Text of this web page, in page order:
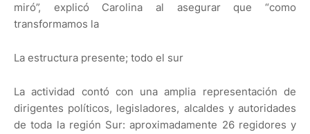
miró”, explicó Carolina al asegurar que “como
transformamos la
La estructura presente; todo el sur
La actividad contó con una amplia representación de
dirigentes políticos, legisladores, alcaldes y autoridades
de toda la región Sur: aproximadamente 26 regidores y